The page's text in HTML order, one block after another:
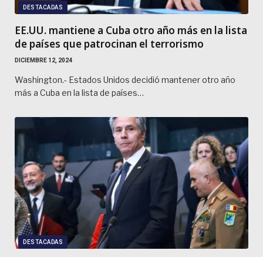
DESTACADAS
EE.UU. mantiene a Cuba otro año más en la lista
de países que patrocinan el terrorismo
DICIEMBRE 12, 2024
Washington.- Estados Unidos decidió mantener otro año
más a Cuba en la lista de países…
DESTACADAS